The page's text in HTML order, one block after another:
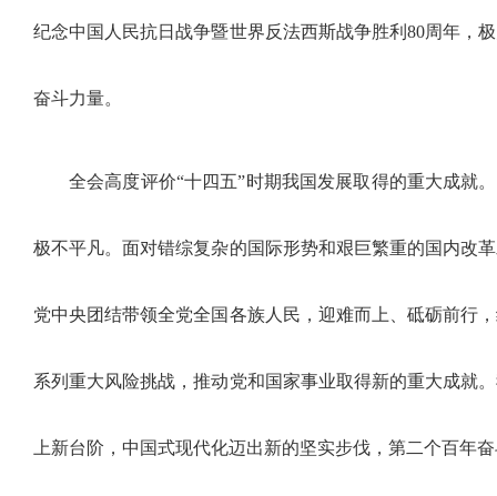
纪念中国人民抗日战争暨世界反法西斯战争胜利80周年，
奋斗力量。
全会高度评价“十四五”时期我国发展取得的重大成就
极不平凡。面对错综复杂的国际形势和艰巨繁重的国内改
党中央团结带领全党全国各族人民，迎难而上、砥砺前行
系列重大风险挑战，推动党和国家事业取得新的重大成就
上新台阶，中国式现代化迈出新的坚实步伐，第二个百年